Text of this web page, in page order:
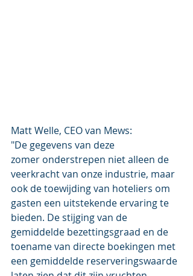
Matt Welle, CEO van Mews:
"De gegevens van deze
zomer onderstrepen niet alleen de
veerkracht van onze industrie, maar
ook de toewijding van hoteliers om
gasten een uitstekende ervaring te
bieden. De stijging van de
gemiddelde bezettingsgraad en de
toename van directe boekingen met
een gemiddelde reserveringswaarde